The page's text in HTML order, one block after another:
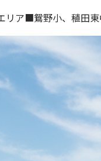
リア■鴛野小、稙田